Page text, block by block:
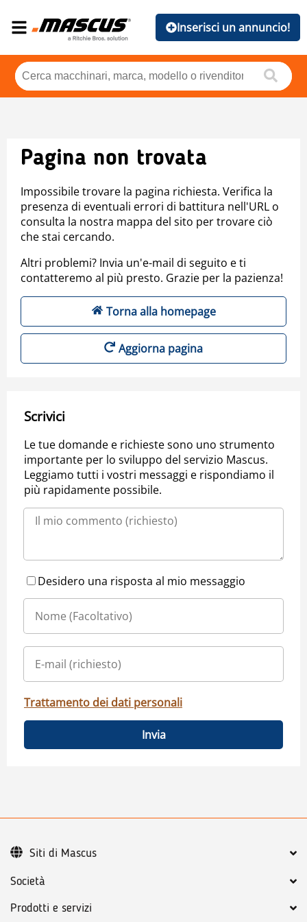
Inserisci un annuncio!
Pagina non trovata
Impossibile trovare la pagina richiesta. Verifica la
presenza di eventuali errori di battitura nell'URL o
consulta la nostra mappa del sito per trovare ciò
che stai cercando.
Altri problemi? Invia un'e-mail di seguito e ti
contatteremo al più presto. Grazie per la pazienza!
Torna alla homepage
Aggiorna pagina
Scrivici
Le tue domande e richieste sono uno strumento
importante per lo sviluppo del servizio Mascus.
Leggiamo tutti i vostri messaggi e rispondiamo il
più rapidamente possibile.
Desidero una risposta al mio messaggio
Trattamento dei dati personali
Invia
Società
Prodotti e servizi
Siti di Mascus